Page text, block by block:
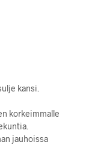
kansi.
korkeimmalle
jauhoissa